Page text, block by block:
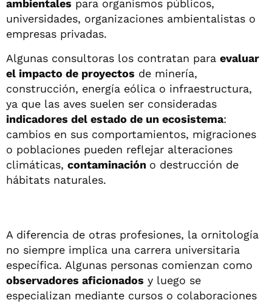
ambientales para organismos públicos,
universidades, organizaciones ambientalistas o
empresas privadas.
Algunas consultoras los contratan para evaluar
el impacto de proyectos de minería,
construcción, energía eólica o infraestructura,
ya que las aves suelen ser consideradas
indicadores del estado de un ecosistema:
cambios en sus comportamientos, migraciones
o poblaciones pueden reflejar alteraciones
climáticas, contaminación o destrucción de
hábitats naturales.
A diferencia de otras profesiones, la ornitología
no siempre implica una carrera universitaria
específica. Algunas personas comienzan como
observadores aficionados y luego se
especializan mediante cursos o colaboraciones